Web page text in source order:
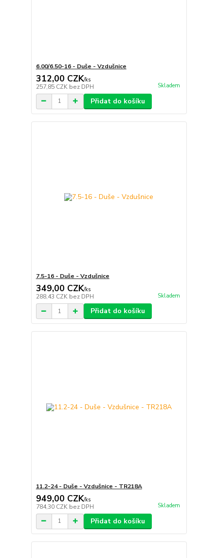
6.00/6.50-16 - Duše - Vzdušnice
312,00 CZK/ks
257,85 CZK bez DPH Skladem
Přidat do košíku
7.5-16 - Duše - Vzdušnice
349,00 CZK/ks
288,43 CZK bez DPH Skladem
Přidat do košíku
11.2-24 - Duše - Vzdušnice - TR218A
949,00 CZK/ks
784,30 CZK bez DPH Skladem
Přidat do košíku